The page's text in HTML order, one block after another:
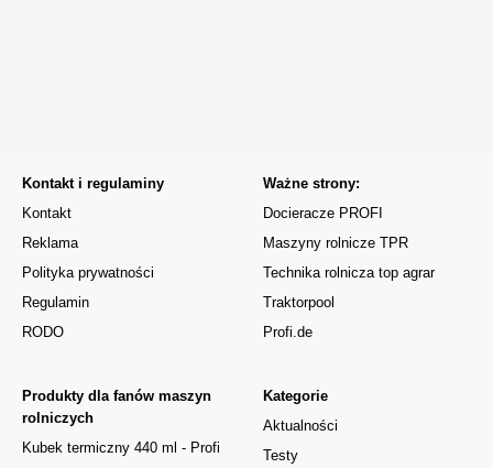
Kontakt i regulaminy
Kontakt
Reklama
Polityka prywatności
Regulamin
RODO
Kategorie
Aktualności
Testy
Produkty dla fanów maszyn
rolniczych
Kubek termiczny 440 ml - Profi
Ważne strony:
Docieracze PROFI
Maszyny rolnicze TPR
Technika rolnicza top agrar
Traktorpool
Profi.de